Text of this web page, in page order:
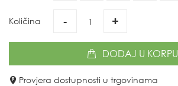
Količina - +
DODAJ U KORPU
Provjera dostupnosti u trgovinama